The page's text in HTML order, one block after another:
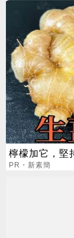
檸檬加它，堅
PR・新素簡